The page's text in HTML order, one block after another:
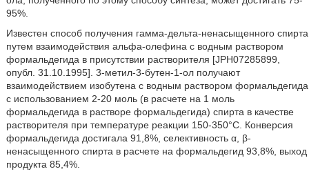
95%.
Известен способ получения гамма-дельта-ненасыщенного спирта
путем взаимодействия альфа-олефина с водным раствором
формальдегида в присутствии растворителя [JPH07285899,
опубл. 31.10.1995]. 3-метил-3-бутен-1-ол получают
взаимодействием изобутена с водным раствором формальдегида
с использованием 2-20 моль (в расчете на 1 моль
формальдегида в растворе формальдегида) спирта в качестве
растворителя при температуре реакции 150-350°С. Конверсия
формальдегида достигала 91,8%, селективность α, β-
ненасыщенного спирта в расчете на формальдегид 93,8%, выход
продукта 85,4%.